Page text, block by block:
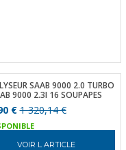
SAAB 9000 2.0 TURBO
9000 2.3I 16 SOUPAPES
€1 320,14 €
VOIR L ARTICLE